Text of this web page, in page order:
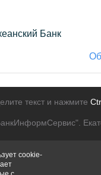
Банк
текст и нажмите
Для рекламодателей
cookie-